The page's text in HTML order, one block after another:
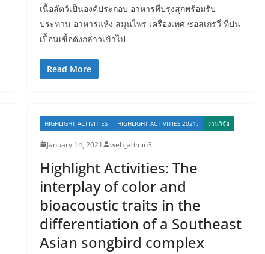
เนื้อสัตว์เป็นองค์ประกอบ อาหารที่ปรุงสุกพร้อมรับ
ประทาน อาหารแห้ง สมุนไพร เครื่องเทศ ซอสเกรวี่ ที่ปน
เปื้อนเชื้อดังกล่าวเข้าไป
Read More
HIGHLIGHT ACTIVITIES HIGHLIGHT ACTIVITIES 2021: งานวิจัย
January 14, 2021 web_admin3
Highlight Activities: The
interplay of color and
bioacoustic traits in the
differentiation of a Southeast
Asian songbird complex